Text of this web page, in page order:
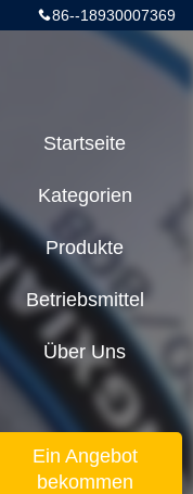
86--18930007369
Startseite
Kategorien
Produkte
Betriebsmittel
Über Uns
Ein Angebot
bekommen